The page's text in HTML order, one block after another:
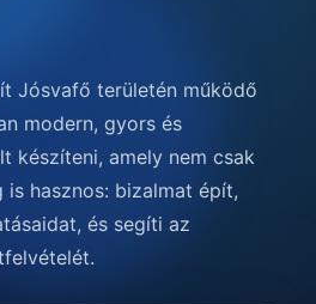
Jósvafő területén működő
modern, gyors és
készíteni, amely nem csak
is hasznos: bizalmat épít,
és segíti az